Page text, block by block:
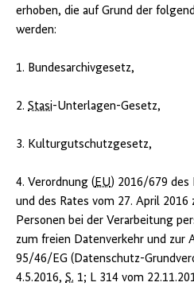
erhoben, die auf Grund der
werden:
1. Bundesarchivgesetz,
2. Stasi-Unterlagen-Gesetz,
3. Kulturgutschutzgesetz,
4. Verordnung ( EU) 2016/679 des
und des Rates vom 27. April
Personen bei der Verarbeitung
zum freien Datenverkehr und zur
95/46/EG (Datenschutz-
4.5.2016, S. 1; L 314 vom